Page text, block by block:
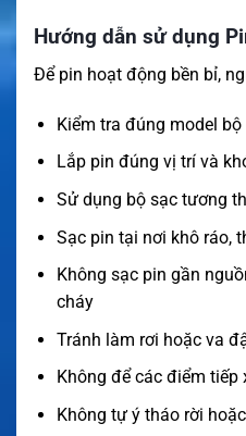
Hướng dẫn sử dụng
Để pin hoạt động bền bỉ,
Kiểm tra đúng model
Lắp pin đúng vị trí và
Sử dụng bộ sạc tương
Sạc pin tại nơi khô ráo,
Không sạc pin gần
cháy
Tránh làm rơi hoặc va
Không để các điểm
Không tự ý tháo rời